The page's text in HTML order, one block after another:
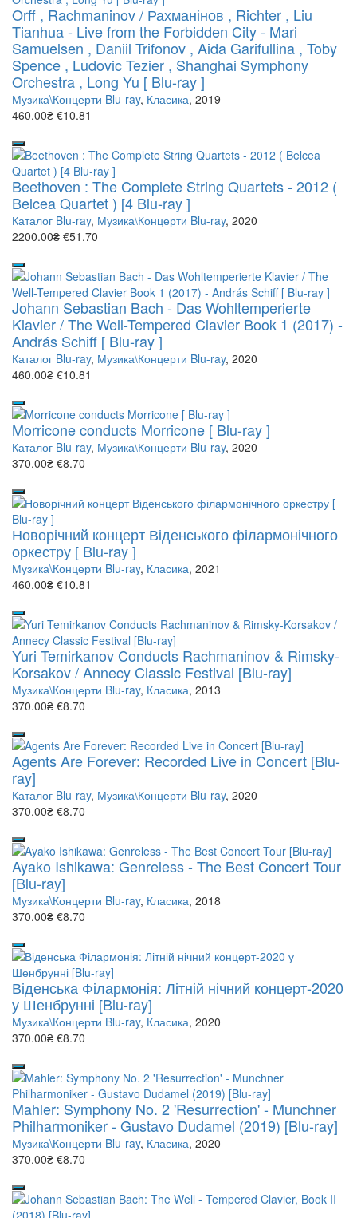
Orff , Rachmaninov / Рахманінов , Richter , Liu
Tianhua - Live from the Forbidden City - Mari
Samuelsen , Daniil Trifonov , Aida Garifullina , Toby
Spence , Ludovic Tezier , Shanghai Symphony
Orchestra , Long Yu [ Blu-ray ]
Музика\Концерти Blu-ray, Класика, 2019
460.00₴ €10.81
Beethoven : The Complete String Quartets - 2012 (
Belcea Quartet ) [4 Blu-ray ]
Каталог Blu-ray, Музика\Концерти Blu-ray, 2020
2200.00₴ €51.70
Johann Sebastian Bach - Das Wohltemperierte
Klavier / The Well-Tempered Clavier Book 1 (2017) -
András Schiff [ Blu-ray ]
Каталог Blu-ray, Музика\Концерти Blu-ray, 2020
460.00₴ €10.81
Morricone conducts Morricone [ Blu-ray ]
Каталог Blu-ray, Музика\Концерти Blu-ray, 2020
370.00₴ €8.70
Новорічний концерт Віденського філармонічного
оркестру [ Blu-ray ]
Музика\Концерти Blu-ray, Класика, 2021
460.00₴ €10.81
Yuri Temirkanov Conducts Rachmaninov & Rimsky-
Korsakov / Annecy Classic Festival [Blu-ray]
Музика\Концерти Blu-ray, Класика, 2013
370.00₴ €8.70
Agents Are Forever: Recorded Live in Concert [Blu-
ray]
Каталог Blu-ray, Музика\Концерти Blu-ray, 2020
370.00₴ €8.70
Ayako Ishikawa: Genreless - The Best Concert Tour
[Blu-ray]
Музика\Концерти Blu-ray, Класика, 2018
370.00₴ €8.70
Віденська Філармонія: Літній нічний концерт-2020
у Шенбрунні [Blu-ray]
Музика\Концерти Blu-ray, Класика, 2020
370.00₴ €8.70
Mahler: Symphony No. 2 'Resurrection' - Munchner
Philharmoniker - Gustavo Dudamel (2019) [Blu-ray]
Музика\Концерти Blu-ray, Класика, 2020
370.00₴ €8.70